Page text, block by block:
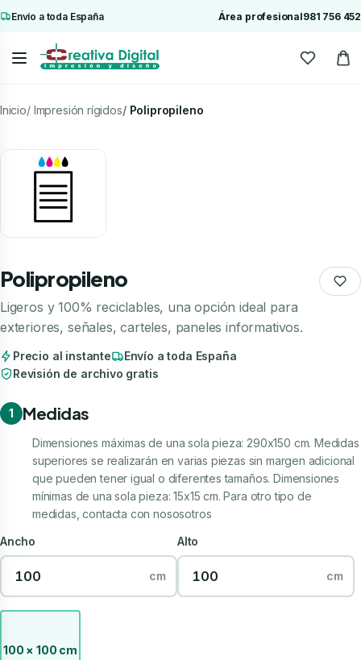
Envío a toda España Área profesional981 756 452
Inicio Impresión rígidos Polipropileno
Polipropileno
Ligeros y 100% reciclables, una opción ideal para
exteriores, señales, carteles, paneles informativos.
Precio al instante
Envío a toda España
Revisión de archivo gratis
1 Medidas
Dimensiones máximas de una sola pieza: 290x150 cm. Medidas
superiores se realizarán en varias piezas sin margen adicional
que pueden tener igual o diferentes tamaños. Dimensiones
mínimas de una sola pieza: 15x15 cm. Para otro tipo de
medidas, contacta con nososotros
Ancho
cm
Alto
cm
100 × 100 cm